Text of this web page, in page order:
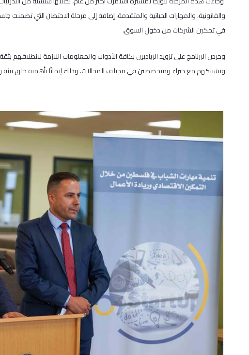
والقانونية، والمهارات الحياتية والمتقدمة، إضافة إلى مرحلة الاحتضان التي
في تمكين الشركات من دخول السوق.
وحرص البرنامج على تزويد الرياديين بكافة الأدوات والمعلومات اللازمة
وتشبيكهم مع خبراء ومتخصصين في مختلف المجالات، وذلك إيمانًا بأهمية خلق بيئة